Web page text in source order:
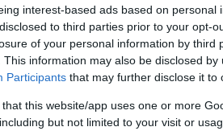
interest-based ads based on personal
to third parties prior to your opt-
of your personal information by third
This information may also be disclosed
Participants that may further disclose it to
that this website/app uses one or more
but not limited to your visit or
το ΕΘΝΟΣ στη Google
στηΛεωφόρο Κηφισίας
υπόγεια διάβαση, λόγω